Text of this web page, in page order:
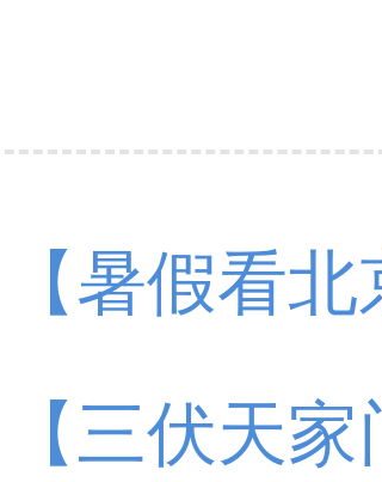
【暑假看
属北京
【三伏天